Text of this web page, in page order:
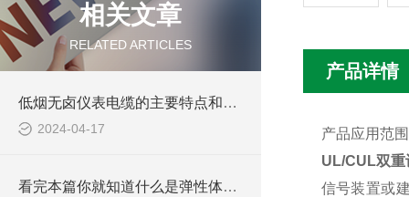
相关文章
RELATED ARTICLES
低烟无卤仪表电缆的主要特点和应用范围
2024-04-17
看完本篇你就知道什么是弹性体电缆了
产品详情
产品应用范
UL/CUL双重
信号装置或